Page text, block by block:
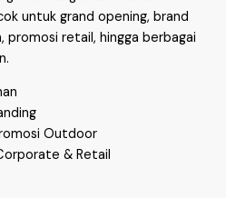
untuk grand opening, brand
retail, hingga berbagai
Outdoor
& Retail